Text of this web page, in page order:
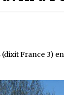
France 3)